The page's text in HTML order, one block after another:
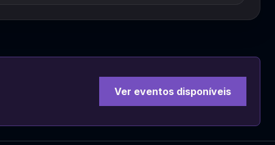
Ver eventos disponíveis